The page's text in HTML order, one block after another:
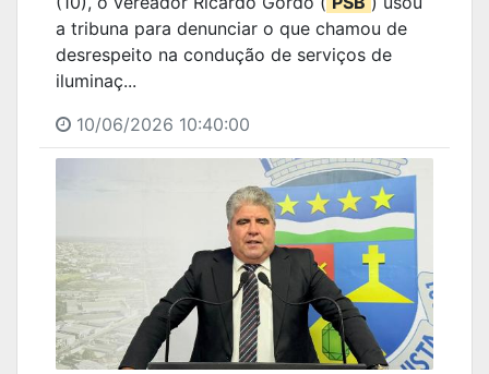
a tribuna para denunciar o que chamou de
desrespeito na condução de serviços de
iluminaç...
10/06/2026 10:40:00